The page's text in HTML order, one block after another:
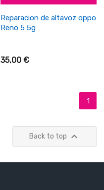
Reparacion de altavoz oppo
Reno 5 5g
35,00 €
1
Back to top 